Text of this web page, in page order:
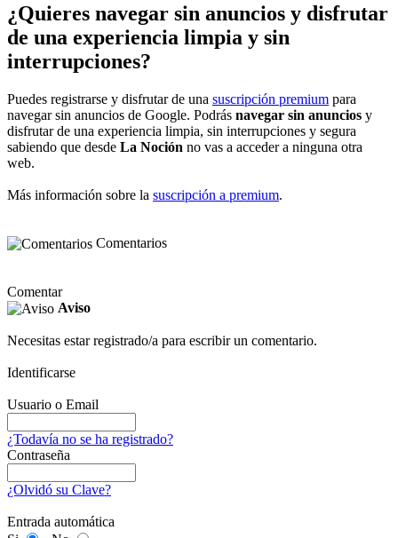
¿Quieres navegar sin anuncios y disfrutar
de una experiencia limpia y sin
interrupciones?
Puedes registrarse y disfrutar de una suscripción premium para
navegar sin anuncios de Google. Podrás navegar sin anuncios y
disfrutar de una experiencia limpia, sin interrupciones y segura
sabiendo que desde La Noción no vas a acceder a ninguna otra
web.
Más información sobre la suscripción a premium.
Comentarios
Comentar
Aviso
Necesitas estar registrado/a para escribir un comentario.
Identificarse
Usuario o Email
¿Todavía no se ha registrado?
Contraseña
¿Olvidó su Clave?
Entrada automática